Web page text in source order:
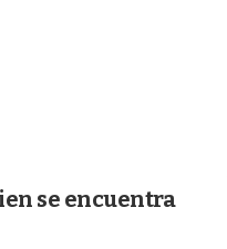
se encuentra